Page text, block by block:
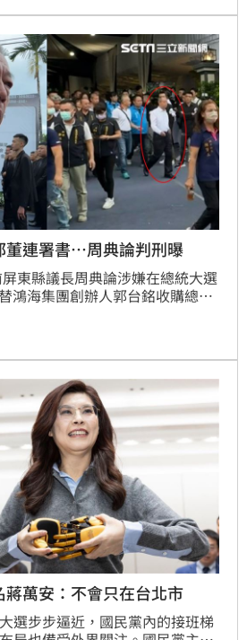
判更重」。對此，周典論的女兒
當遺憾，會跟律師研議上訴，希
事阿」。
董連署書…周典論判刑曝
東縣議長周典論涉嫌在總統大選
鴻海集團創辦人郭台銘收購總統
賂方式完成的連署僅4人，對選
起上訴，力拚無罪。最高法院認
查釐清，因此撤銷原判決，發回
前一次更重，高分院更一審今
宣判，改判有期徒刑3年4月，併
奪公權5年，形同「上訴判更
萬安：不會只在台北市
選步步逼近，國民黨內的接班梯